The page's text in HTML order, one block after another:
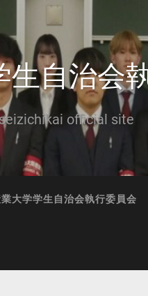
自治会
official site
大学学生自治会執行委員会